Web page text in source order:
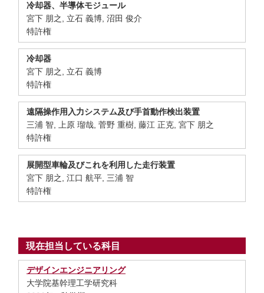
冷却器、半導体モジュール
宮下 朋之, 立石 義博, 沼田 俊介
特許権
冷却器
宮下 朋之, 立石 義博
特許権
遠隔操作用入力システム及び手首動作検出装置
三浦 智, 上原 瑠哉, 菅野 重樹, 藤江 正克, 宮下 朋之
特許権
展開型車輪及びこれを利用した走行装置
宮下 朋之, 江口 航平, 三浦 智
特許権
現在担当している科目
デザインエンジニアリング
大学院基幹理工学研究科